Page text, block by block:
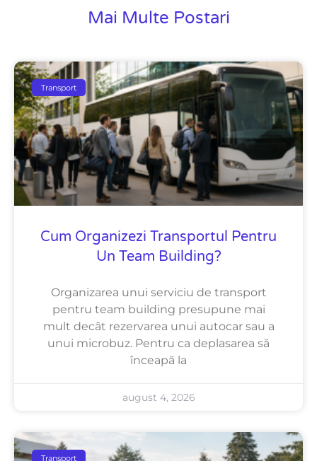
Mai Multe Postari
Transport
Cum Organizezi Transportul Pentru
Un Team Building?
Organizarea unui serviciu de transport
pentru team building presupune mai
mult decât rezervarea unui autocar sau a
unui microbuz. Pentru ca deplasarea să
înceapă la
august 4, 2026
Transport